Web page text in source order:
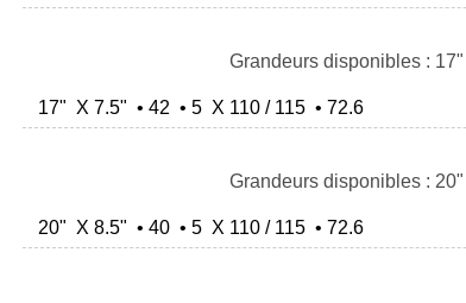
Grandeurs disponibles : 17"
17" X 7.5" • 42 • 5 X 110 / 115 • 72.6
Grandeurs disponibles : 20"
20" X 8.5" • 40 • 5 X 110 / 115 • 72.6